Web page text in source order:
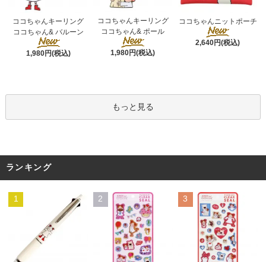
ココちゃんキーリング
ココちゃん& バルーン
1,980円(税込)
ココちゃんキーリング
ココちゃん& ポール
1,980円(税込)
ココちゃんニットポーチ
2,640円(税込)
もっと見る
ランキング
1 2 3